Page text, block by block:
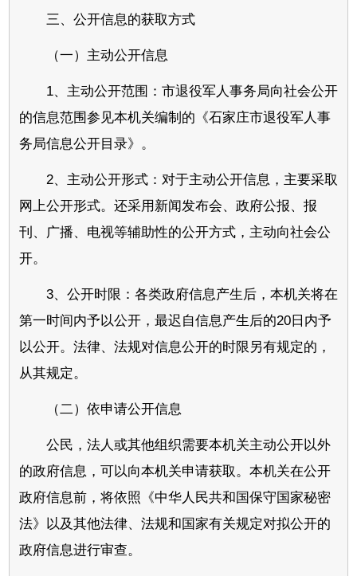
三、公开信息的获取方式
（一）主动公开信息
1、主动公开范围：市退役军人事务局向社会公开
的信息范围参见本机关编制的《石家庄市退役军人事
务局信息公开目录》。
2、主动公开形式：对于主动公开信息，主要采取
网上公开形式。还采用新闻发布会、政府公报、报
刊、广播、电视等辅助性的公开方式，主动向社会公
开。
3、公开时限：各类政府信息产生后，本机关将在
第一时间内予以公开，最迟自信息产生后的20日内予
以公开。法律、法规对信息公开的时限另有规定的，
从其规定。
（二）依申请公开信息
公民，法人或其他组织需要本机关主动公开以外
的政府信息，可以向本机关申请获取。本机关在公开
政府信息前，将依照《中华人民共和国保守国家秘密
法》以及其他法律、法规和国家有关规定对拟公开的
政府信息进行审查。